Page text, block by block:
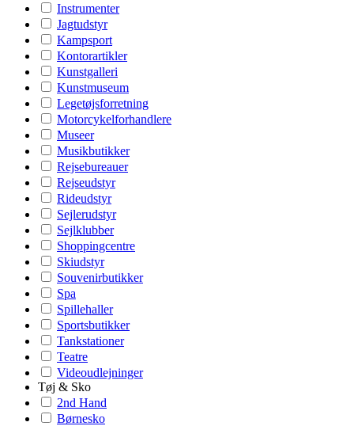
Instrumenter
Jagtudstyr
Kampsport
Kontorartikler
Kunstgalleri
Kunstmuseum
Legetøjsforretning
Motorcykelforhandlere
Museer
Musikbutikker
Rejsebureauer
Rejseudstyr
Rideudstyr
Sejlerudstyr
Sejlklubber
Shoppingcentre
Skiudstyr
Souvenirbutikker
Spa
Spillehaller
Sportsbutikker
Tankstationer
Teatre
Videoudlejninger
Tøj & Sko
2nd Hand
Børnesko